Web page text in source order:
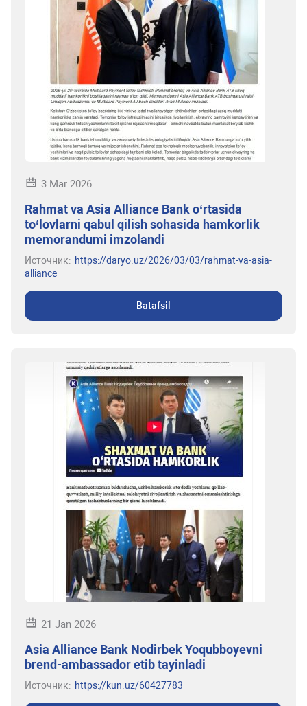
3 Mar 2026
Rahmat va Asia Alliance Bank o‘rtasida
to‘lovlarni qabul qilish sohasida hamkorlik
memorandumi imzolandi
Источник: https://daryo.uz/2026/03/03/rahmat-va-asia-
alliance
Batafsil
21 Jan 2026
Asia Alliance Bank Nodirbek Yoqubboyevni
brend-ambassador etib tayinladi
Источник: https://kun.uz/60427783